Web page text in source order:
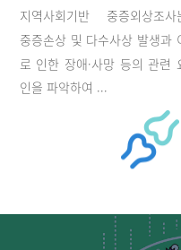
지역사회기반 중증외상조사
중증손상 및 다수사상 발생과
로 인한 장애·사망 등의 관련
인을 파악하여 ...